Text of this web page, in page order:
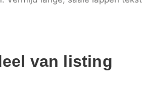
van listing